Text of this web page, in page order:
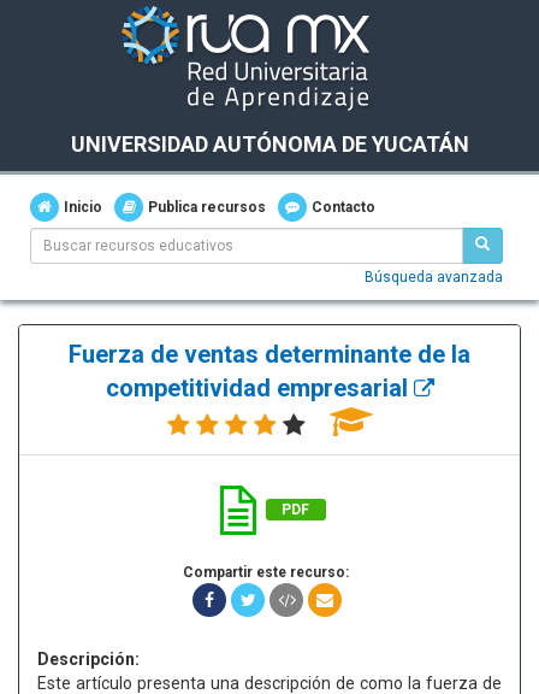
UNIVERSIDAD AUTÓNOMA DE YUCATÁN
Inicio Publica recursos Contacto
Búsqueda avanzada
Fuerza de ventas determinante de la
competitividad empresarial
PDF
Compartir este recurso:
Descripción:
Este artículo presenta una descripción de como la fuerza de